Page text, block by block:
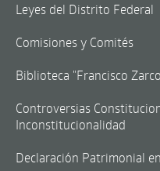
Leyes del Distrito Federal
Comisiones y Comités
Biblioteca "Francisco
Controversias
Inconstitucionalidad
Declaración Patrimonial